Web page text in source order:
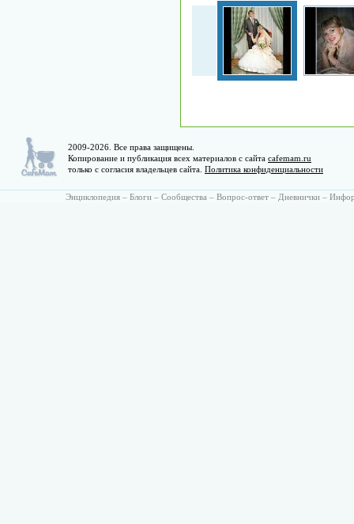
2009-2026. Все права защищены.
Копирование и публикация всех материалов с сайта cafemam.ru
только с согласия владельцев сайта. Политика конфиденциальности
Энциклопедия – Блоги – Сообщества – Вопрос-ответ – Дневнички –